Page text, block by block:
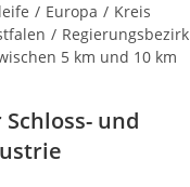
/ Europa / Kreis
/ Regierungsbezirk
5 km und 10 km
und